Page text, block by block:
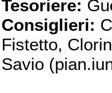
Tesoriere:
Consiglieri:
Fistetto,
Savio